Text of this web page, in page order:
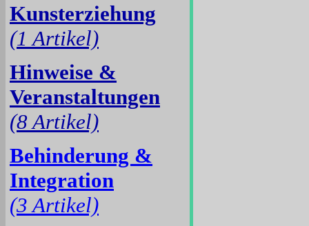
Kunsterziehung
(1 Artikel)
Hinweise &
Veranstaltungen
(8 Artikel)
Behinderung &
Integration
(3 Artikel)